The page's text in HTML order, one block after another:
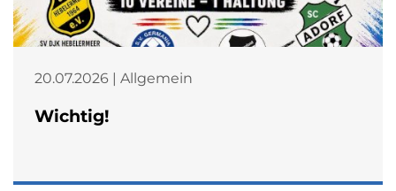
20.07.2026 | Allgemein
Wichtig!